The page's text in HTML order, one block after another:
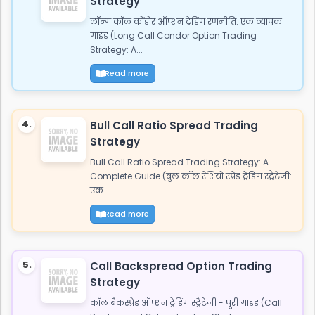
लॉन्ग कॉल कोंडोर ऑप्शन ट्रेडिंग रणनीति: एक व्यापक
गाइड (Long Call Condor Option Trading
Strategy: A...
Read more
4.
Bull Call Ratio Spread Trading
Strategy
Bull Call Ratio Spread Trading Strategy: A
Complete Guide (बुल कॉल रेशियो स्प्रेड ट्रेडिंग स्ट्रैटेजी:
एक...
Read more
5.
Call Backspread Option Trading
Strategy
कॉल बैकस्प्रेड ऑप्शन ट्रेडिंग स्ट्रैटेजी - पूरी गाइड (Call